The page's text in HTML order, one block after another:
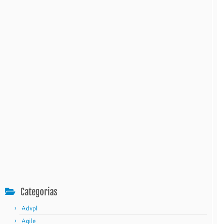
Categorias
Advpl
Agile